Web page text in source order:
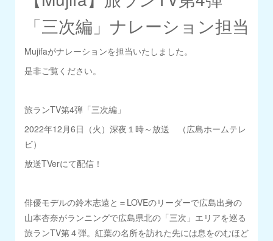
「三次編」ナレーション担当
Mujifaがナレーションを担当いたしました。
是非ご覧ください。
旅ランTV第4弾「三次編」
2022年12月6日（火）深夜１時～放送 （広島ホームテレ
ビ）
放送TVerにて配信！
俳優モデルの鈴木志遠と＝LOVEのリーダーで広島出身の
山本杏奈がランニングで広島県北の「三次」エリアを巡る
旅ランTV第４弾。紅葉の名所を訪れた先には息をのむほど